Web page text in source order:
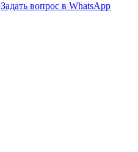
Задать вопрос в WhatsApp